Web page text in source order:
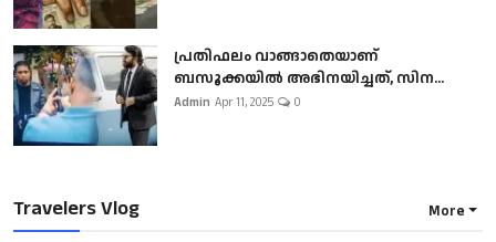
പ്രതിഫലം വാങ്ങാതെയാണ്
ബസൂക്കയില്‍ അഭിനയിച്ചത്, സിന...
Admin Apr 11, 2025 0
Travelers Vlog More